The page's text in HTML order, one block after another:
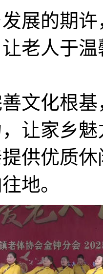
展的期
老人于
文化根
让家乡
供优质
地。